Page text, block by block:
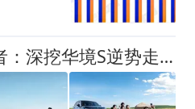
“家庭主车”的重构者：深挖华境S逆势走红的底层逻辑